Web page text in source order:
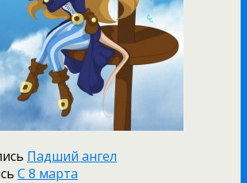
Падший ангел
С 8 марта